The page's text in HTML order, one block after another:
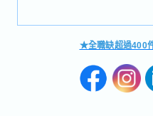
★全職缺超過400